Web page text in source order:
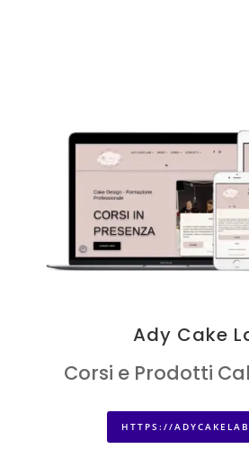
Ady Cake
Corsi e Prodotti
HTTPS://